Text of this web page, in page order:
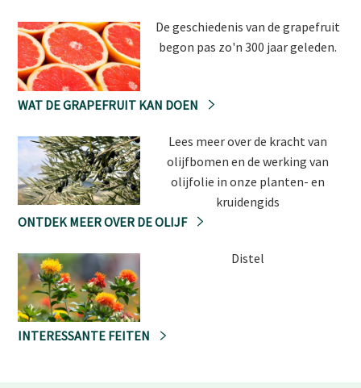
De geschiedenis van de grapefruit
begon pas zo'n 300 jaar geleden.
WAT DE GRAPEFRUIT KAN DOEN
Lees meer over de kracht van
olijfbomen en de werking van
olijfolie in onze planten- en
kruidengids
ONTDEK MEER OVER DE OLIJF
Distel
INTERESSANTE FEITEN